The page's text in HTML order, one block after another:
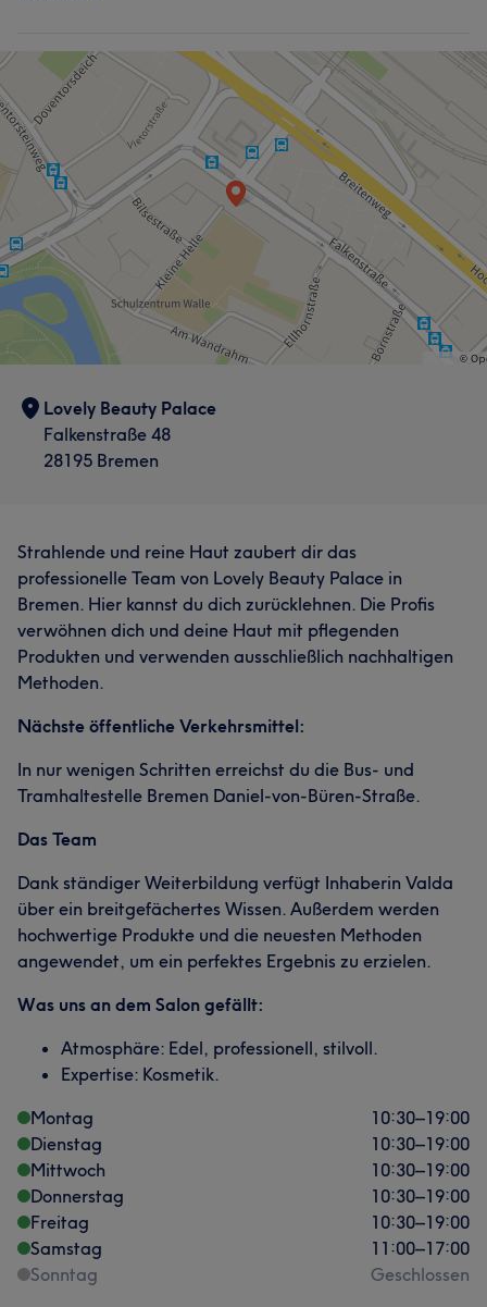
Lovely Beauty Palace
Falkenstraße 48
28195 Bremen
Strahlende und reine Haut zaubert dir das
professionelle Team von Lovely Beauty Palace in
Bremen. Hier kannst du dich zurücklehnen. Die Profis
verwöhnen dich und deine Haut mit pflegenden
Produkten und verwenden ausschließlich nachhaltigen
Methoden.
Nächste öffentliche Verkehrsmittel:
In nur wenigen Schritten erreichst du die Bus- und
Tramhaltestelle Bremen Daniel-von-Büren-Straße.
Das Team
Dank ständiger Weiterbildung verfügt Inhaberin Valda
über ein breitgefächertes Wissen. Außerdem werden
hochwertige Produkte und die neuesten Methoden
angewendet, um ein perfektes Ergebnis zu erzielen.
Was uns an dem Salon gefällt:
Atmosphäre: Edel, professionell, stilvoll.
Expertise: Kosmetik.
Montag
10:30–19:00
Dienstag
10:30–19:00
Mittwoch
10:30–19:00
Donnerstag
10:30–19:00
Freitag
10:30–19:00
Samstag
11:00–17:00
Sonntag
Geschlossen